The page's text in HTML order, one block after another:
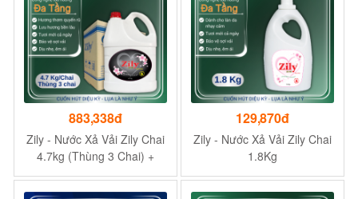
883,338đ
Zily - Nước Xả Vải Zily Chai
4.7kg (Thùng 3 Chai) +
Tặng 1 Chai Xịt Thơm &
Làm Phẳng Zily 300g
129,870đ
Zily - Nước Xả Vải Zily Chai
1.8Kg